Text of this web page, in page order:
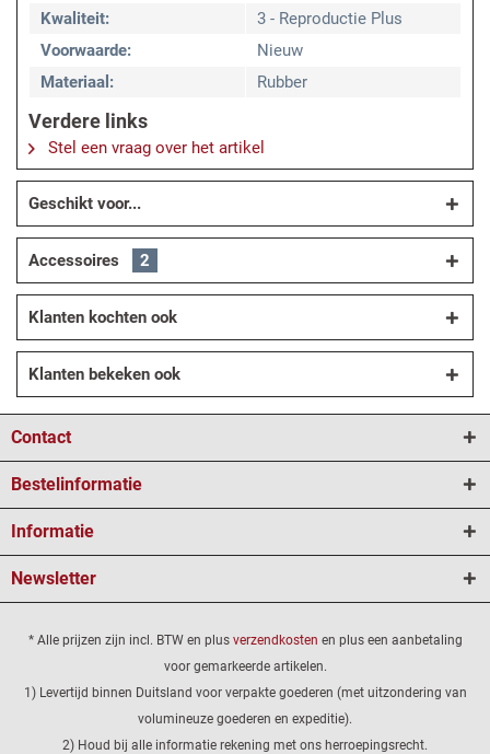
Kwaliteit:
3 - Reproductie Plus
Voorwaarde:
Nieuw
Materiaal:
Rubber
Verdere links
Stel een vraag over het artikel
Geschikt voor...
Accessoires 2
Klanten kochten ook
Klanten bekeken ook
Contact
Bestelinformatie
Informatie
Newsletter
* Alle prijzen zijn incl. BTW en plus verzendkosten en plus een aanbetaling
voor gemarkeerde artikelen.
1) Levertijd binnen Duitsland voor verpakte goederen (met uitzondering van
volumineuze goederen en expeditie).
2) Houd bij alle informatie rekening met ons herroepingsrecht.